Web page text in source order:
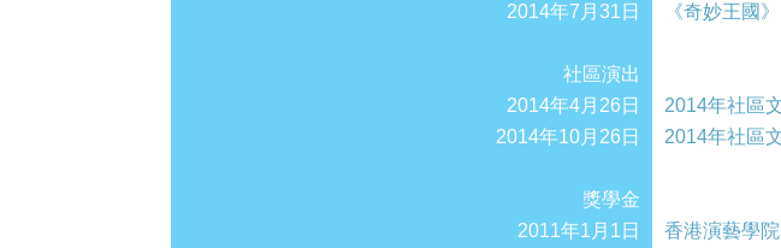
2014年7月31日
《奇妙王國
社區演出
2014年4月26日
2014年社區
2014年10月26日
2014年社區
獎學金
2011年1月1日
香港演藝學